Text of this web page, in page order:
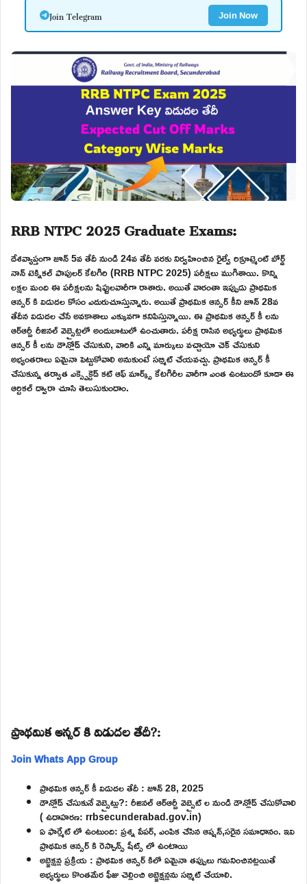
Join Telegram Join Now
RRB NTPC 2025 Graduate Exams:
దేశవ్యాప్తంగా జూన్ 5వ తేదీ నుండి 24వ తేదీ వరకు నిర్వహించిన రైల్వే రిక్రూట్మెంట్ బోర్డ్
నాన్ టెక్నికల్ పాపులర్ కేటగిరి (RRB NTPC 2025) పరీక్షలు ముగిశాయి. కొన్ని
లక్షల మంది ఈ పరీక్షలను షిఫ్టులవారీగా రాశారు. అయితే వారంతా ఇప్పుడు ప్రాథమిక
ఆన్సర్ కి విడుదల కోసం ఎదురుచూస్తున్నారు. అయితే ప్రాథమిక ఆన్సర్ కీని జూన్ 28వ
తేదీన విడుదల చేసే అవకాశాలు ఎక్కువగా కనిపిస్తున్నాయి. ఈ ప్రాథమిక ఆన్సర్ కీ లను
ఆర్ఆర్బీ రీజినల్ వెబ్సైట్లలో అందుబాటులో ఉంచుతారు. పరీక్ష రాసిన అభ్యర్థులు ప్రాథమిక
ఆన్సర్ కీ లను డౌన్లోడ్ చేసుకుని, వారికి ఎన్ని మార్కులు వచ్చాయో చెక్ చేసుకుని
అభ్యంతరాలు ఏమైనా పెట్టుకోవాలి అనుకుంటే సబ్మిట్ చేయవచ్చు. ప్రాథమిక ఆన్సర్ కీ
చేసుకున్న తర్వాత ఎక్స్పెక్టెడ్ కట్ ఆఫ్ మార్క్స్ కేటగిరీల వారీగా ఎంత ఉంటుందో కూడా ఈ
ఆర్టికల్ ద్వారా చూసి తెలుసుకుందాం.
ప్రాథమిక ఆన్సర్ కి విడుదల తేదీ?:
Join Whats App Group
ప్రాథమిక ఆన్సర్ కీ విడుదల తేదీ : జూన్ 28, 2025
డౌన్లోడ్ చేసుకునే వెబ్సైట్లు?: రీజినల్ ఆర్ఆర్బీ వెబ్సైట్ ల నుండి డౌన్లోడ్ చేసుకోవాలి
( ఉదాహరణ: rrbsecunderabad.gov.in)
ఏ ఫార్మేట్ లో ఉంటుంది: ప్రశ్న పేపర్, ఎంపిక చేసిన ఆప్షన్,సరైన సమాధానం. ఇవి
ప్రాథమిక ఆన్సర్ కి రెస్పాన్స్ షీట్స్ లో ఉంటాయి
అబ్జెక్షన్ల ప్రక్రియ : ప్రాథమిక ఆన్సర్ కిలో ఏమైనా తప్పులు గమనించినట్లయితే
అభ్యర్థులు కొంతమేర ఫీజు చెల్లించి అబ్జెక్షన్లను సబ్మిట్ చేయాలి.